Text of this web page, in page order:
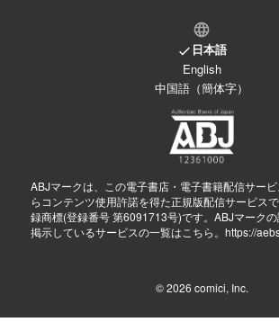
日本語
English
中国語（簡体字）
ABJマークは、この電子書店・電子書籍配信サー
らコンテンツ使用許諾を得た正規版配信サービス
録商標(登録番号 第6091713号)です。ABJマーク
掲示しているサービスの一覧はこちら。 https://
© 2026 comici, Inc.